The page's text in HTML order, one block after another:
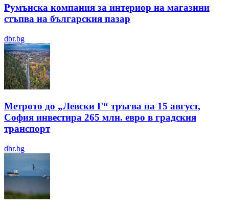
Румънска компания за интериор на магазини
стъпва на българския пазар
dbr.bg
Метрото до „Левски Г“ тръгва на 15 август,
София инвестира 265 млн. евро в градския
транспорт
dbr.bg